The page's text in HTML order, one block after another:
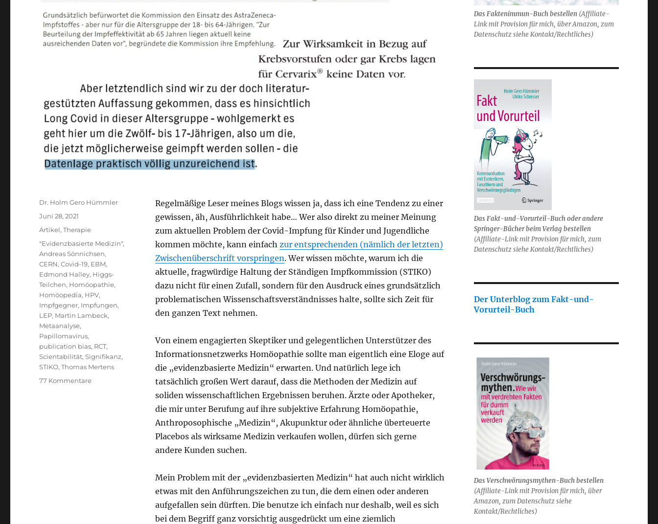
Regelmäßige Leser meines Blogs wissen ja, dass ich eine Tendenz zu einer
gewissen, äh, Ausführlichkeit habe… Wer also direkt zu meiner Meinung
zum aktuellen Problem der Covid-Impfung für Kinder und Jugendliche
kommen möchte, kann einfach zur entsprechenden (nämlich der letzten)
Zwischenüberschrift vorspringen. Wer wissen möchte, warum ich die
aktuelle, fragwürdige Haltung der Ständigen Impfkommission (STIKO)
dazu nicht für einen Zufall, sondern für den Ausdruck eines grundsätzlich
problematischen Wissenschaftsverständnisses halte, sollte sich Zeit für
den ganzen Text nehmen.
Von einem engagierten Skeptiker und gelegentlichen Unterstützer des
Informationsnetzwerks Homöopathie sollte man eigentlich eine Eloge auf
die „evidenzbasierte Medizin“ erwarten. Und natürlich lege ich
tatsächlich großen Wert darauf, dass die Methoden der Medizin auf
soliden wissenschaftlichen Ergebnissen beruhen. Ärzte oder Apotheker,
die mir unter Berufung auf ihre subjektive Erfahrung Homöopathie,
Anthroposophische „Medizin“, Akupunktur oder ähnliche überteuerte
Placebos als wirksame Medizin verkaufen wollen, dürfen sich gerne
andere Kunden suchen.
Mein Problem mit der „evidenzbasierten Medizin“ hat auch nicht wirklich
etwas mit den Anführungszeichen zu tun, die dem einen oder anderen
aufgefallen sein dürften. Die benutze ich einfach nur deshalb, weil es sich
bei dem Begriff ganz vorsichtig ausgedrückt um eine ziemlich
Autor
Dr. Holm Gero Hümmler
Veröffentlicht
am
Juni 28, 2021
Kategorien
Artikel,Therapie
Schlagwörter
"Evidenzbasierte Medizin",
Andreas Sönnichsen,
CERN,Covid-19, EBM,
Edmond Halley, Higgs-
Teilchen, Homöopathie,
Homöopedia, HPV,
Impfgegner, Impfungen,
LEP, Martin Lambeck,
Metaanalyse,
Papillomavirus,
publication bias, RCT,
Scientabilität,Signifikanz,
STIKO,Thomas Mertens
77 Kommentarezu
Das Faktenimmun-Buch bestellen(Affiliate-
Link mit Provision für mich, über Amazon, zum
Datenschutz siehe Kontakt/Rechtliches)
Das Fakt-und-Vorurteil-Buch oder andere
Springer-Bücher beim Verlag bestellen
(Affiliate-Link mit Provision für mich, zum
Datenschutz siehe Kontakt/Rechtliches)
Der Unterblog zum Fakt-und-
Vorurteil-Buch
Das Verschwörungsmythen-Buch bestellen
(Affiliate-Link mit Provision für mich, über
Amazon, zum Datenschutz siehe
Kontakt/Rechtliches)